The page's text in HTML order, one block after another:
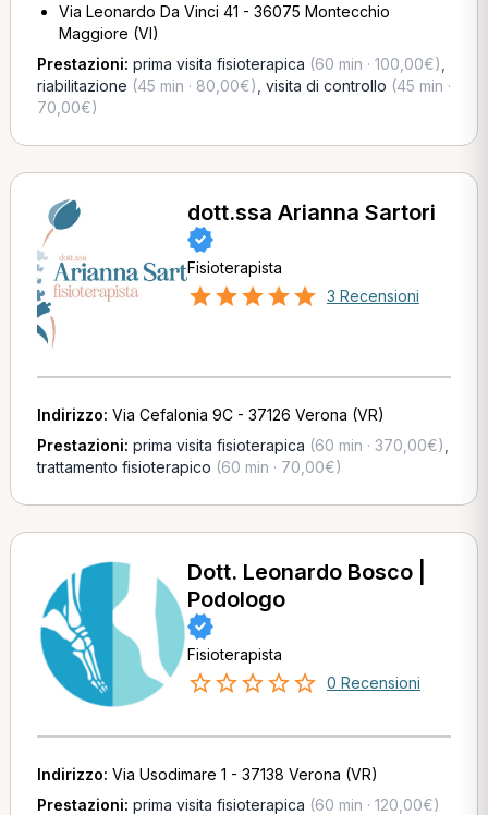
Via Leonardo Da Vinci 41 - 36075 Montecchio
Maggiore (VI)
Prestazioni: prima visita fisioterapica (60 min · 100,00€)
riabilitazione (45 min · 80,00€) visita di controllo (45 min ·
70,00€)
dott.ssa Arianna Sartori
Fisioterapista
3 Recensioni
Indirizzo: Via Cefalonia 9C - 37126 Verona (VR)
Prestazioni: prima visita fisioterapica (60 min · 370,00€)
trattamento fisioterapico (60 min · 70,00€)
Dott. Leonardo Bosco |
Podologo
Fisioterapista
0 Recensioni
Indirizzo: Via Usodimare 1 - 37138 Verona (VR)
Prestazioni: prima visita fisioterapica (60 min · 120,00€)